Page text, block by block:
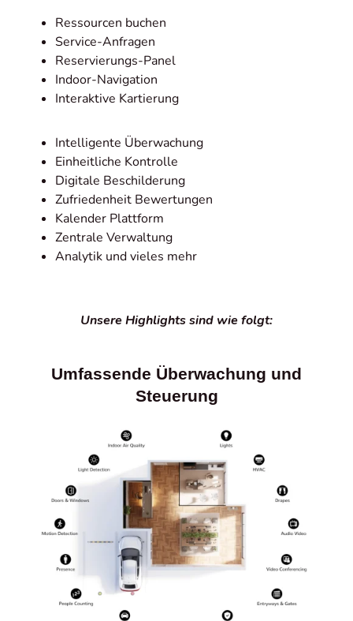
Ressourcen buchen
Service-Anfragen
Reservierungs-Panel
Indoor-Navigation
Interaktive Kartierung
Intelligente Überwachung
Einheitliche Kontrolle
Digitale Beschilderung
Zufriedenheit Bewertungen
Kalender Plattform
Zentrale Verwaltung
Analytik und vieles mehr
Unsere Highlights sind wie folgt:
Umfassende Überwachung und
Steuerung